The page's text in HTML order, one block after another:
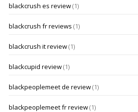
blackcrush es review(1)
blackcrush fr reviews (1)
blackcrush it review(1)
blackcupid review(1)
blackpeoplemeet de review(1)
blackpeoplemeet fr review(1)